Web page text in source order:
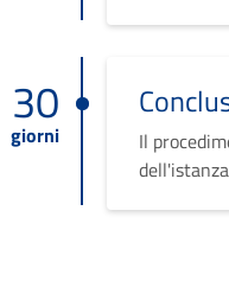
30
giorni
Il